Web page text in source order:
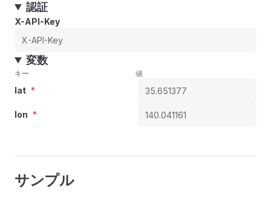
認証
X-API-Key
変数
キー 値
lat *
lon *
サンプル